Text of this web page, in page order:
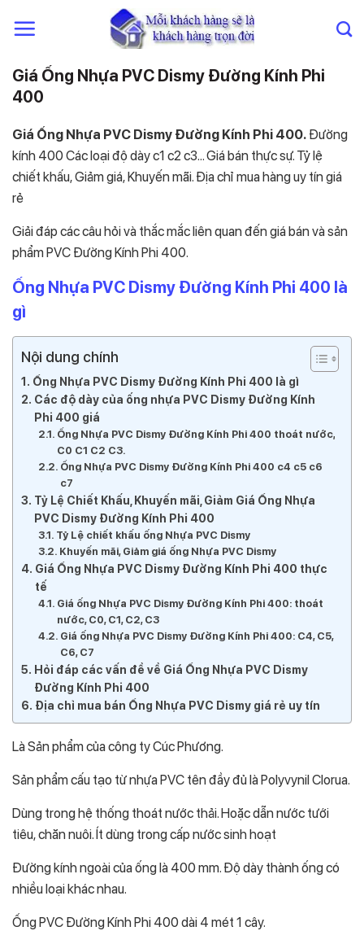
đến
dungGiá Ống Nhựa PVC Dismy Đường Kính Phi
400
Giá Ống Nhựa PVC Dismy Đường Kính Phi 400. Đường
kính 400 Các loại độ dày c1 c2 c3… Giá bán thực sự. Tỷ lệ
chiết khấu, Giảm giá, Khuyến mãi. Địa chỉ mua hàng uy tín giá
rẻ
Giải đáp các câu hỏi và thắc mắc liên quan đến giá bán và sản
phẩm PVC Đường Kính Phi 400.
Ống Nhựa PVC Dismy Đường Kính Phi 400 là
gì
Nội dung chính
Ống Nhựa PVC Dismy Đường Kính Phi 400 là gì
Các độ dày của ống nhựa PVC Dismy Đường Kính
Phi 400 giá
Ống Nhựa PVC Dismy Đường Kính Phi 400 thoát nước,
C0 C1 C2 C3.
Ống Nhựa PVC Dismy Đường Kính Phi 400 c4 c5 c6
c7
Tỷ Lệ Chiết Khấu, Khuyến mãi, Giảm Giá Ống Nhựa
PVC Dismy Đường Kính Phi 400
Tỷ Lệ chiết khấu ống Nhựa PVC Dismy
Khuyến mãi, Giảm giá ống Nhựa PVC Dismy
Giá Ống Nhựa PVC Dismy Đường Kính Phi 400 thực
tế
Giá ống Nhựa PVC Dismy Đường Kính Phi 400: thoát
nước, C0, C1, C2, C3
Giá ống Nhựa PVC Dismy Đường Kính Phi 400: C4, C5,
C6, C7
Hỏi đáp các vấn đề về Giá Ống Nhựa PVC Dismy
Đường Kính Phi 400
Địa chỉ mua bán Ống Nhựa PVC Dismy giá rẻ uy tín
Là Sản phẩm của công ty Cúc Phương.
Sản phẩm cấu tạo từ nhựa PVC tên đầy đủ là Polyvynil Clorua.
Dùng trong hệ thống thoát nước thải. Hoặc dẫn nước tưới
tiêu, chăn nuôi. Ít dùng trong cấp nước sinh hoạt
Đường kính ngoài của ống là 400 mm. Độ dày thành ống có
nhiều loại khác nhau.
Ống PVC Đường Kính Phi 400 dài 4 mét 1 cây.